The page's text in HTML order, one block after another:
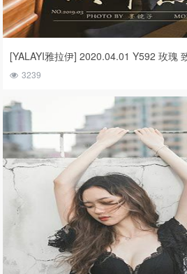
[YALAYI雅拉伊] 2020.04.01 Y592 玫瑰
3239